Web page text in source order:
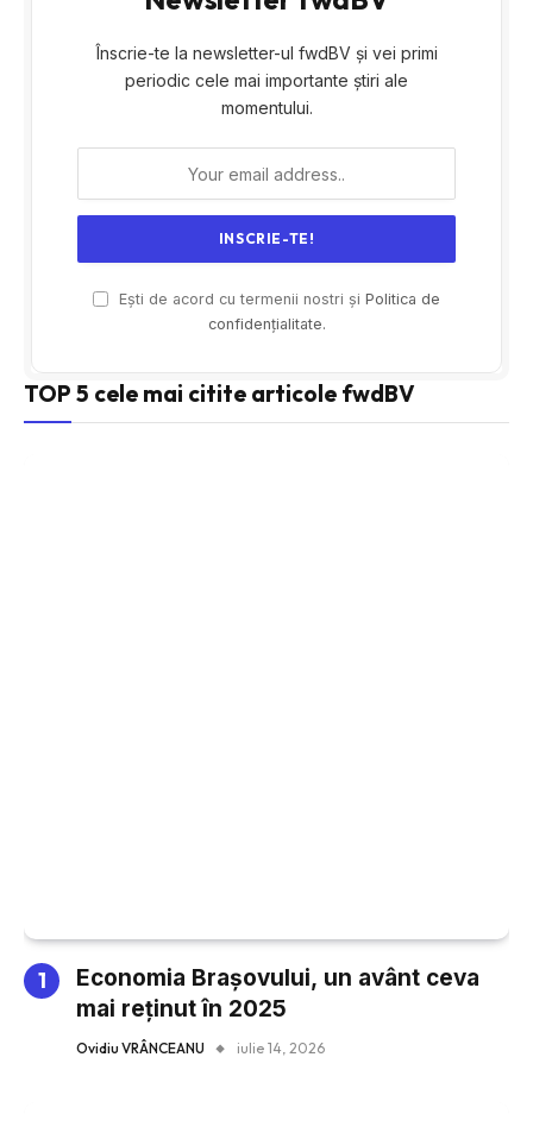
Înscrie-te la newsletter-ul fwdBV și vei primi
periodic cele mai importante știri ale
momentului.
Ești de acord cu termenii nostri și Politica de
confidențialitate.
TOP 5 cele mai citite articole fwdBV
Economia Brașovului, un avânt ceva
mai reținut în 2025
Ovidiu VRÂNCEANU iulie 14, 2026